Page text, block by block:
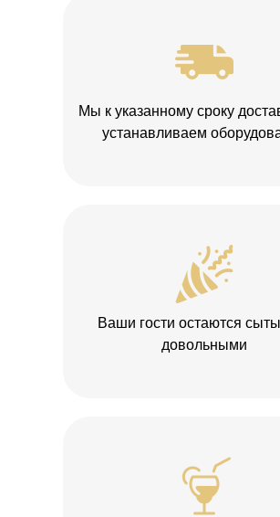
Мы к указанному сроку
устанавливаем
Ваши гости остаются
довольными